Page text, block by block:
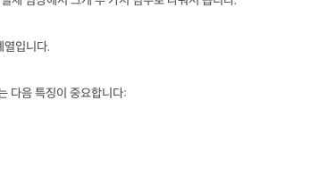
열입니다.
다음 특징이 중요합니다: